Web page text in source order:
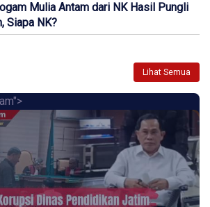
Mulia Antam dari NK Hasil Pungli
Siapa NK?
Lihat Semua